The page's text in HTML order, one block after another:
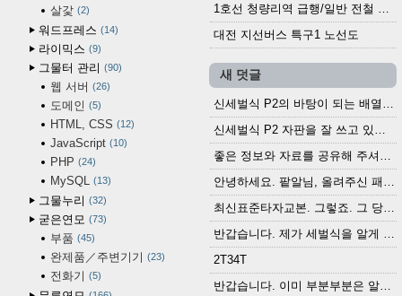
살갗 2
워드프레스 14
라이믹스 9
그물터 관리 90
웹 서버 26
도메인 5
HTML, CSS 12
JavaScript 10
PHP 24
MySQL 13
그물누리 32
굳은연모 73
부품 45
완제품／주변기기 23
전화기 5
1호선 청량리역 급행/일반 전철 시간표 · 노선도 (2025.12.30~)
대전 지선버스 특구1 노선도
새 덧글
신세벌식 P2의 바탕이 되는 배열이나 주요 기능...
신세벌식 P2 자판을 잘 쓰고 있습니다. 쓰기 편리...
좋은 정보와 자료를 공유해 주셔서 고맙습니다....
안녕하세요. 팥알님, 올려주신 패치 여러모로 감사...
최신표준타자교본. 그렇죠. 그 당시에 최신 표준...
반갑습니다. 제가 세벌식을 알게 되어 세벌식 써...
2T34T
반갑습니다. 이미 부분부분은 알려진 정보들이...